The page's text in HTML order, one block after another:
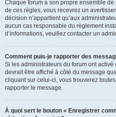
Chaque forum a son propre ensemble
de ces règles, vous recevrez un
décision n’appartient qu’aux
aucun cas responsable du règlement
d’informations, veuillez contacter un
Comment puis-je rapporter des
Si les administrateurs du forum ont
devrait être affiché à côté du message
cliquant sur celui-ci, vous trouverez
rapporter le message.
À quoi sert le bouton « Enregistrer